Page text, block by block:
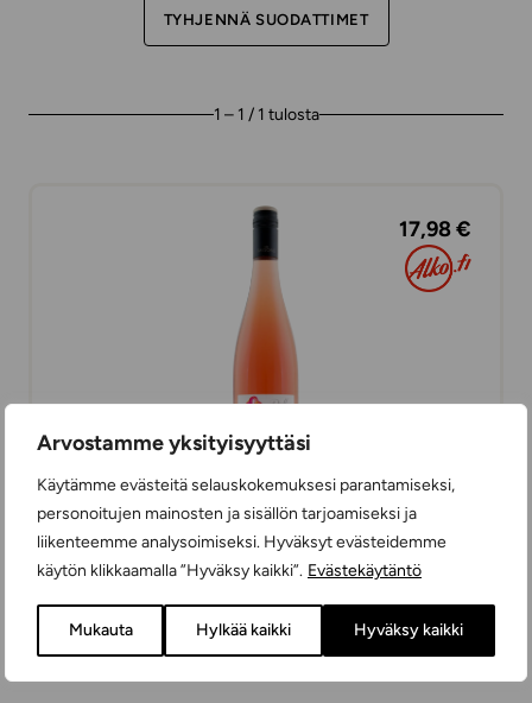
Arvostamme yksityisyyttäsi
Käytämme evästeitä selauskokemuksesi parantamiseksi,
personoitujen mainosten ja sisällön tarjoamiseksi ja
liikenteemme analysoimiseksi. Hyväksyt evästeidemme
käytön klikkaamalla ”Hyväksy kaikki”. Evästekäytäntö
Mukauta Hylkää kaikki Hyväksy kaikki
TYHJENNÄ SUODATTIMET
1 – 1 / 1 tulosta
17,98 €
Wolfberger Belle Saison Rosé Pinot Noir
ROSEEVIINIT